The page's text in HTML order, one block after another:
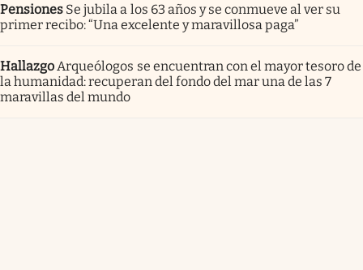
Pensiones Se jubila a los 63 años y se conmueve al ver su
primer recibo: “Una excelente y maravillosa paga”
Hallazgo Arqueólogos se encuentran con el mayor tesoro de
la humanidad: recuperan del fondo del mar una de las 7
maravillas del mundo